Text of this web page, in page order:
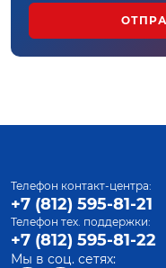
Телефон контакт-центра:
+7 (812) 595-81-21
Телефон тех. поддержки:
+7 (812) 595-81-22
Мы в соц. сетях: